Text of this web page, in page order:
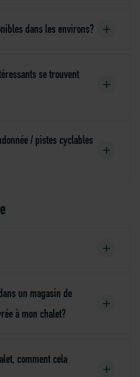
dans les environs?
se trouvent
/ pistes cyclables
un magasin de
à mon chalet?
comment cela